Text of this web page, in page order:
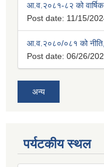
आ.व.२०८१-८२ को वार्षिक
Post date: 11/15/
आ.व.२०८०/०८१ को
Post date: 06/26/
अन्य
पर्यटकीय स्थल